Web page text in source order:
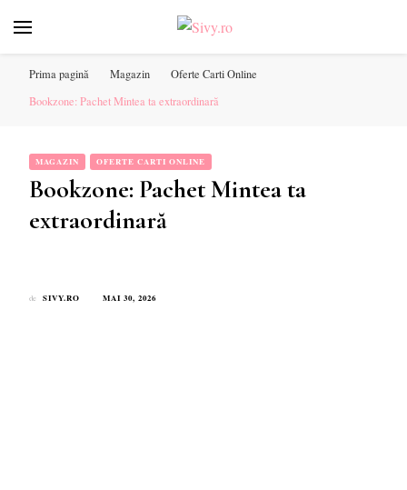
online pentru tine. ❤️
Prima pagină Magazin
Oferte Carti Online
Bookzone: Pachet Mintea ta extraordinară
MAGAZIN OFERTE CARTI ONLINE
Bookzone: Pachet Mintea ta
extraordinară
de SIVY.RO MAI 30, 2026